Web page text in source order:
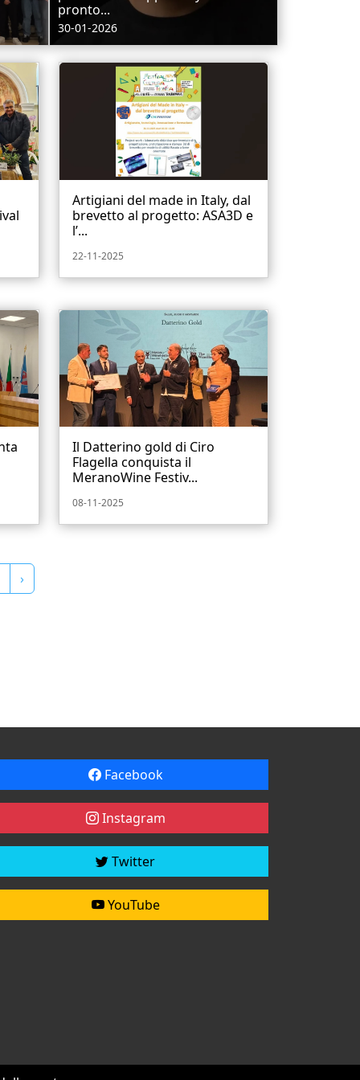
pronto...
30-01-2026
Artigiani del made in Italy, dal
brevetto al progetto: ASA3D e
l’...
22-11-2025
Il Datterino gold di Ciro
Flagella conquista il
MeranoWine Festiv...
08-11-2025
›
Facebook
Instagram
Twitter
YouTube